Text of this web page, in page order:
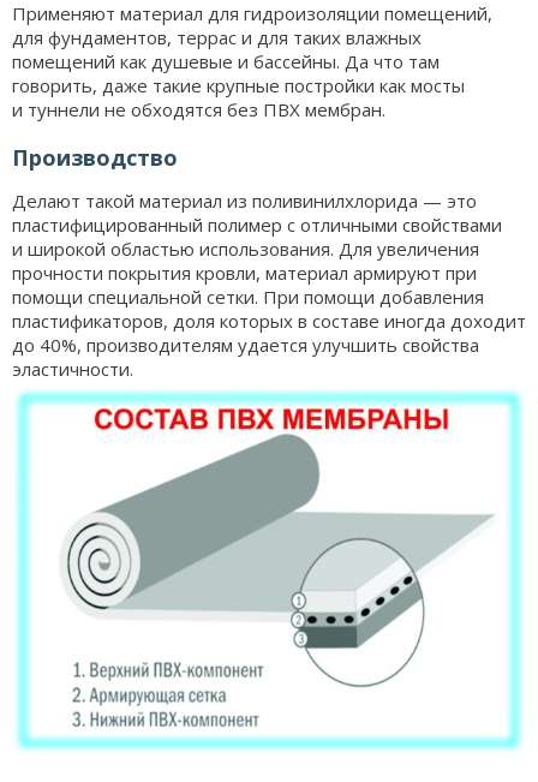
Применяют материал для гидроизоляции помещений,
для фундаментов, террас и для таких влажных
помещений как душевые и бассейны. Да что там
говорить, даже такие крупные постройки как мосты
и туннели не обходятся без ПВХ мембран.
Производство
Делают такой материал из поливинилхлорида — это
пластифицированный полимер с отличными свойствами
и широкой областью использования. Для увеличения
прочности покрытия кровли, материал армируют при
помощи специальной сетки. При помощи добавления
пластификаторов, доля которых в составе иногда доходит
до 40%, производителям удается улучшить свойства
эластичности.